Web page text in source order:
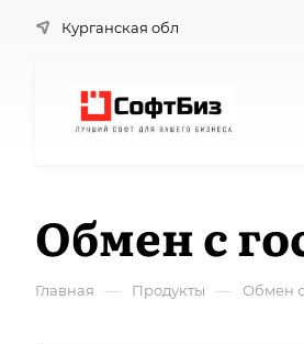
Курганская обл
Обмен с
Главная — Продукты — Обмен